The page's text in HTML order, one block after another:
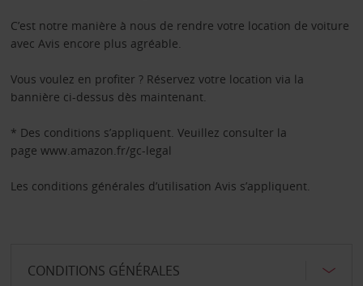
C’est notre manière à nous de rendre votre location de voiture
avec Avis encore plus agréable.
Vous voulez en profiter ? Réservez votre location via la
bannière ci-dessus dès maintenant.
* Des conditions s’appliquent. Veuillez consulter la
page www.amazon.fr/gc-legal
Les conditions générales d’utilisation Avis s’appliquent.
CONDITIONS GÉNÉRALES